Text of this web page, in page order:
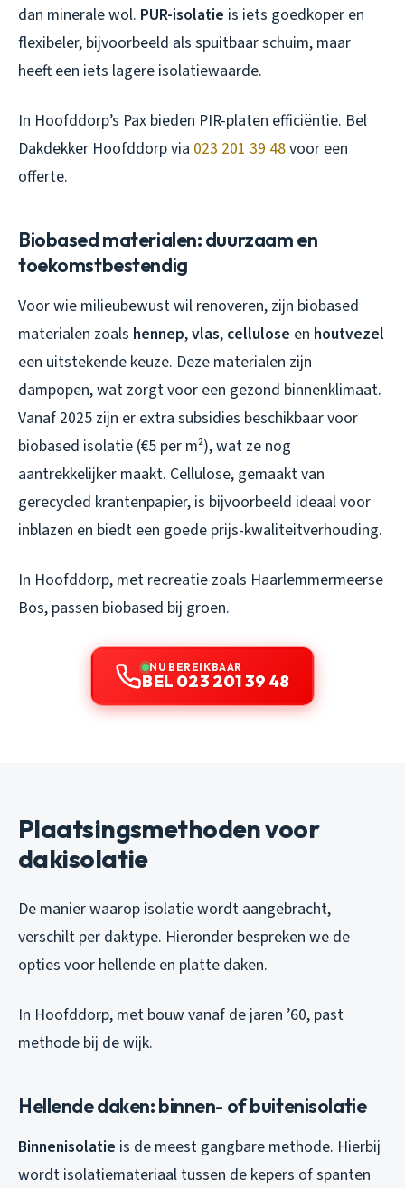
dan minerale wol. PUR-isolatie is iets goedkoper en
flexibeler, bijvoorbeeld als spuitbaar schuim, maar
heeft een iets lagere isolatiewaarde.
In Hoofddorp’s Pax bieden PIR-platen efficiëntie. Bel
Dakdekker Hoofddorp via 023 201 39 48voor een
offerte.
Biobased materialen: duurzaam en
toekomstbestendig
Voor wie milieubewust wil renoveren, zijn biobased
materialen zoals hennep,vlas, cellulose en houtvezel
een uitstekende keuze. Deze materialen zijn
dampopen, wat zorgt voor een gezond binnenklimaat.
Vanaf 2025 zijn er extra subsidies beschikbaar voor
biobased isolatie (€5 per m²), wat ze nog
aantrekkelijker maakt. Cellulose, gemaakt van
gerecycled krantenpapier, is bijvoorbeeld ideaal voor
inblazen en biedt een goede prijs-kwaliteitverhouding.
In Hoofddorp, met recreatie zoals Haarlemmermeerse
Bos, passen biobased bij groen.
NU BEREIKBAAR
BEL 023 201 39 48
Plaatsingsmethoden voor
dakisolatie
De manier waarop isolatie wordt aangebracht,
verschilt per daktype. Hieronder bespreken we de
opties voor hellende en platte daken.
In Hoofddorp, met bouw vanaf de jaren ’60, past
methode bij de wijk.
Hellende daken: binnen- of buitenisolatie
Binnenisolatie is de meest gangbare methode. Hierbij
wordt isolatiemateriaal tussen de kepers of spanten